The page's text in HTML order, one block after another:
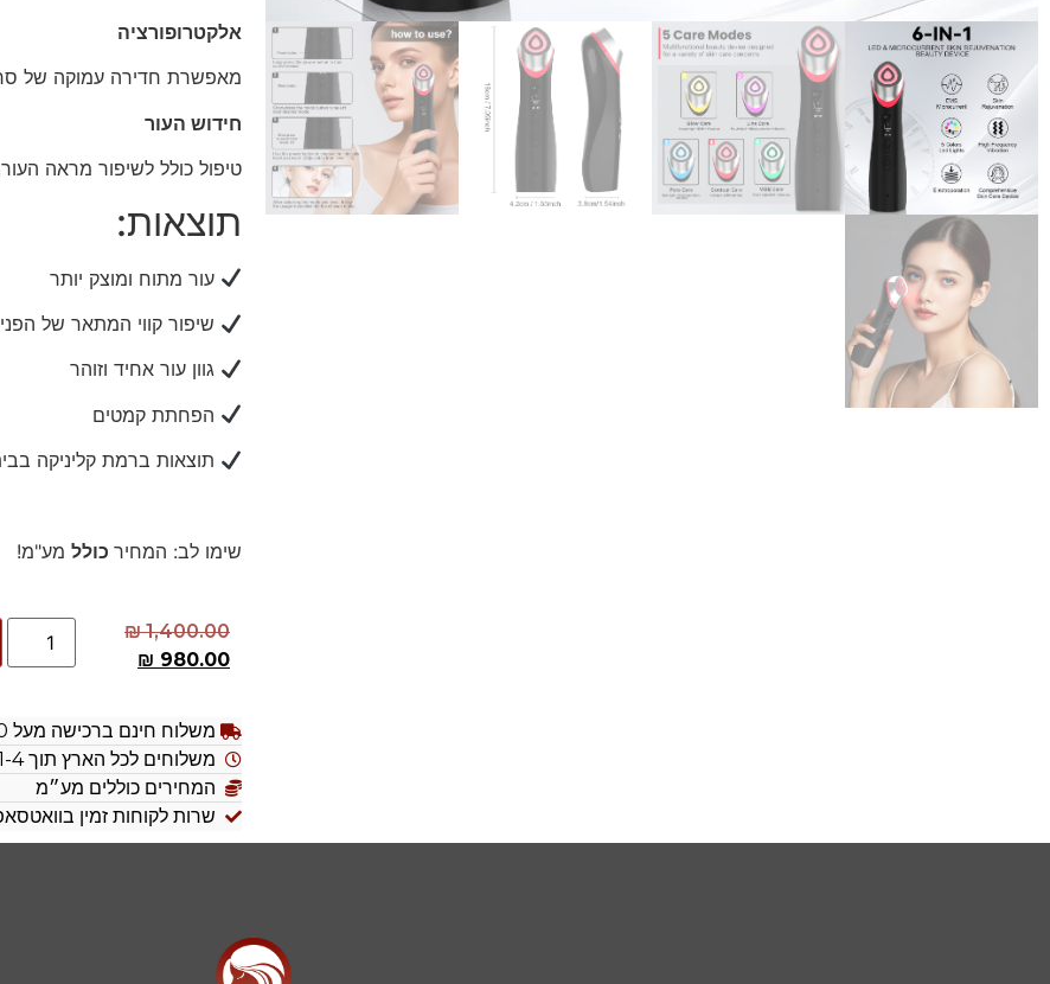
אלקטרופורציה
מאפשרת חדירה עמוקה של
חידוש העור
טיפול כולל לשיפור מראה
תוצאות:
עור מתוח ומוצק יותר
שיפור קווי המתאר של
גוון עור אחיד וזוהר
הפחתת קמטים
תוצאות ברמת קליניקה
שימו לב: המחיר כולל מע"מ!
₪1,400.00
₪ 980.00
משלוח חינם ברכישה מעל 300 ש״ח
משלוחים לכל הארץ תוך 1-4 ימי עסקים
המחירים כוללים מע״מ
שרות לקוחות זמין בוואטסאפ: 054-